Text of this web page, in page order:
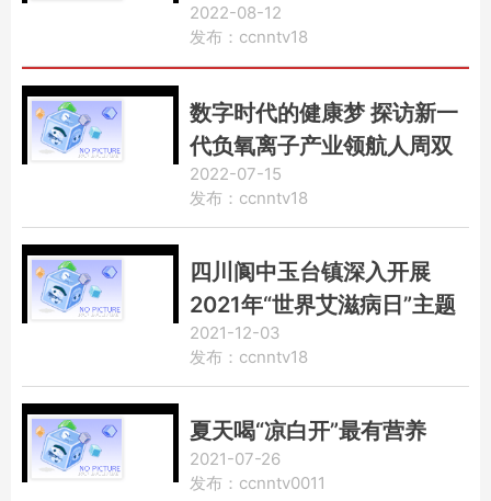
2022-08-12
发布：ccnntv18
数字时代的健康梦 探访新一
代负氧离子产业领航人周双
双
2022-07-15
发布：ccnntv18
四川阆中玉台镇深入开展
2021年“世界艾滋病日”主题
活动
2021-12-03
发布：ccnntv18
夏天喝“凉白开”最有营养
2021-07-26
发布：ccnntv0011